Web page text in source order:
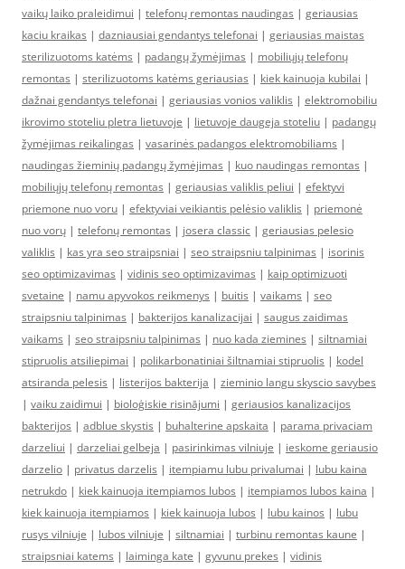
vaikų laiko praleidimui | telefonų remontas naudingas | geriausias
kaciu kraikas | dazniausiai gendantys telefonai | geriausias maistas
sterilizuotoms katėms | padangų žymėjimas | mobiliųjų telefonų
remontas | sterilizuotoms katėms geriausias | kiek kainuoja kubilai |
dažnai gendantys telefonai | geriausias vonios valiklis | elektromobiliu
ikrovimo stoteliu pletra lietuvoje | lietuvoje daugeja stoteliu | padangų
žymėjimas reikalingas | vasarinės padangos elektromobiliams |
naudingas žieminių padangų žymėjimas | kuo naudingas remontas |
mobiliųjų telefonų remontas | geriausias valiklis peliui | efektyvi
priemone nuo voru | efektyviai veikiantis pelėsio valiklis | priemonė
nuo vorų | telefonų remontas | josera classic | geriausias pelesio
valiklis | kas yra seo straipsniai | seo straipsniu talpinimas | isorinis
seo optimizavimas | vidinis seo optimizavimas | kaip optimizuoti
svetaine | namu apyvokos reikmenys | buitis | vaikams | seo
straipsniu talpinimas | bakterijos kanalizacijai | saugus zaidimas
vaikams | seo straipsniu talpinimas | nuo kada ziemines | siltnamiai
stipruolis atsiliepimai | polikarbonatiniai šiltnamiai stipruolis | kodel
atsiranda pelesis | listerijos bakterija | zieminio langu skyscio savybes
| vaiku zaidimui | bioloģiskie risinājumi | geriausios kanalizacijos
bakterijos | adblue skystis | buhalterine apskaita | parama privaciam
darzeliui | darzeliai gelbeja | pasirinkimas vilniuje | ieskome geriausio
darzelio | privatus darzelis | itempiamu lubu privalumai | lubu kaina
netrukdo | kiek kainuoja itempiamos lubos | itempiamos lubos kaina |
kiek kainuoja itempiamos | kiek kainuoja lubos | lubu kainos | lubu
rusys vilniuje | lubos vilniuje | siltnamiai | turbinu remontas kaune |
straipsniai katems | laiminga kate | gyvunu prekes | vidinis